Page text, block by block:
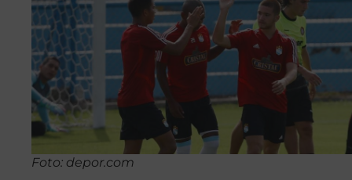
Foto: depor.com